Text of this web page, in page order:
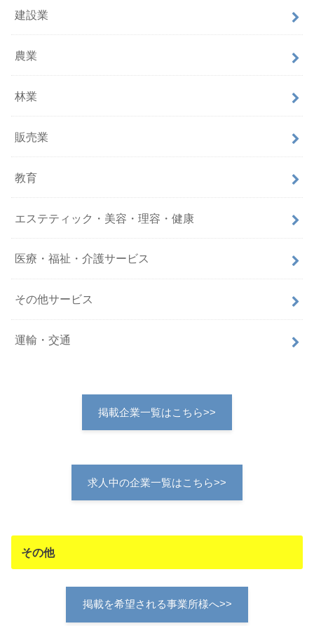
建設業
農業
林業
販売業
教育
エステティック・美容・理容・健康
医療・福祉・介護サービス
その他サービス
運輸・交通
掲載企業一覧はこちら>>
求人中の企業一覧はこちら>>
その他
掲載を希望される事業所様へ>>